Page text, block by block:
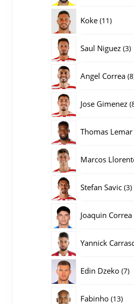
Koke 1111
Saul Niguez 33
Angel Correa 8
Jose Gimenez
Thomas Lemar
Marcos
Stefan Savic 33
Joaquin Correa
Yannick
Edin Dzeko 77
Fabinho 1313